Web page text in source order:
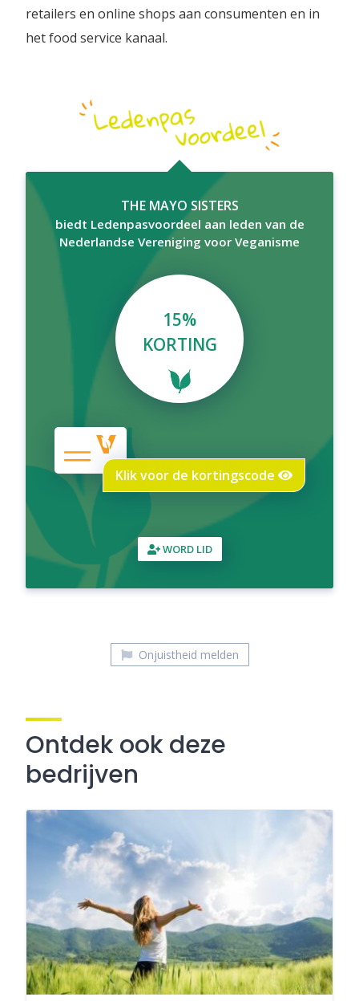
retailers en online shops aan consumenten en in
het food service kanaal.
THE MAYO SISTERS
biedt Ledenpasvoordeel aan leden van de
Nederlandse Vereniging voor Veganisme
15%
KORTING
Klik voor de kortingscode
WORD LID
Onjuistheid melden
Ontdek ook deze
bedrijven